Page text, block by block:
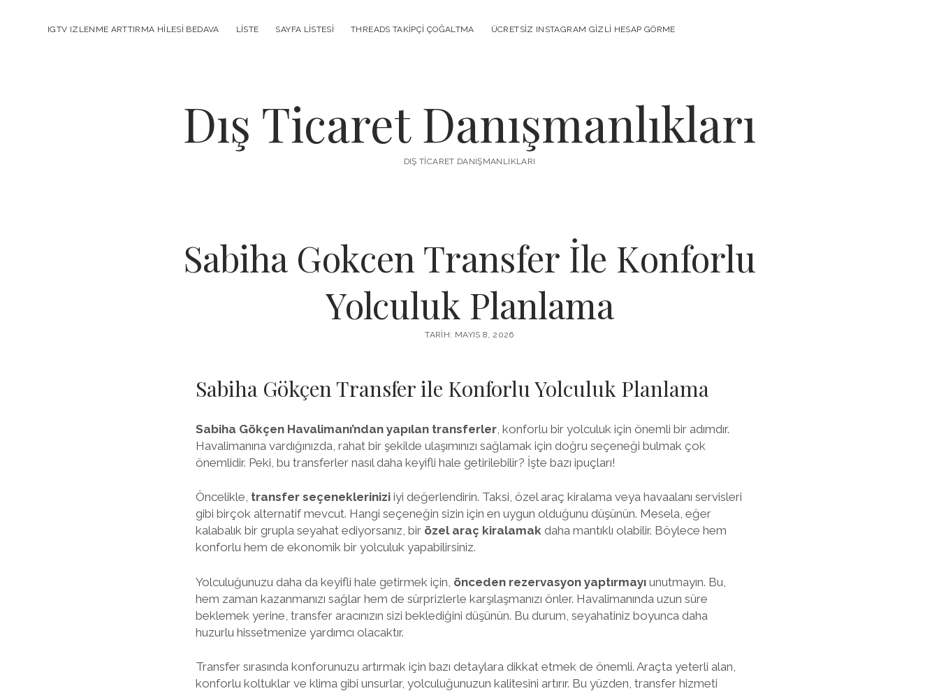
IGTV IZLENME ARTTIRMA HILESI BEDAVA LISTE SAYFA LISTESI THREADS TAKIPÇI ÇOĞALTMA ÜCRETSIZ INSTAGRAM GIZLI HESAP GÖRME
Dış Ticaret Danışmanlıkları
DIŞ TICARET DANIŞMANLIKLARI
Sabiha Gokcen Transfer İle Konforlu
Yolculuk Planlama
TARIH: MAYIS 8, 2026
Sabiha Gökçen Transfer ile Konforlu Yolculuk Planlama
Sabiha Gökçen Havalimanı’ndan yapılan transferler, konforlu bir yolculuk için önemli bir adımdır.
Havalimanına vardığınızda, rahat bir şekilde ulaşımınızı sağlamak için doğru seçeneği bulmak çok
önemlidir. Peki, bu transferler nasıl daha keyifli hale getirilebilir? İşte bazı ipuçları!
Öncelikle, transfer seçenekleriniziiyi değerlendirin. Taksi, özel araç kiralama veya havaalanı servisleri
gibi birçok alternatif mevcut. Hangi seçeneğin sizin için en uygun olduğunu düşünün. Mesela, eğer
kalabalık bir grupla seyahat ediyorsanız, bir özel araç kiralamakdaha mantıklı olabilir. Böylece hem
konforlu hem de ekonomik bir yolculuk yapabilirsiniz.
Yolculuğunuzu daha da keyifli hale getirmek için, önceden rezervasyon yaptırmayıunutmayın. Bu,
hem zaman kazanmanızı sağlar hem de sürprizlerle karşılaşmanızı önler. Havalimanında uzun süre
beklemek yerine, transfer aracınızın sizi beklediğini düşünün. Bu durum, seyahatiniz boyunca daha
huzurlu hissetmenize yardımcı olacaktır.
Transfer sırasında konforunuzu artırmak için bazı detaylara dikkat etmek de önemli. Araçta yeterli alan,
konforlu koltuklar ve klima gibi unsurlar, yolculuğunuzun kalitesini artırır. Bu yüzden, transfer hizmeti